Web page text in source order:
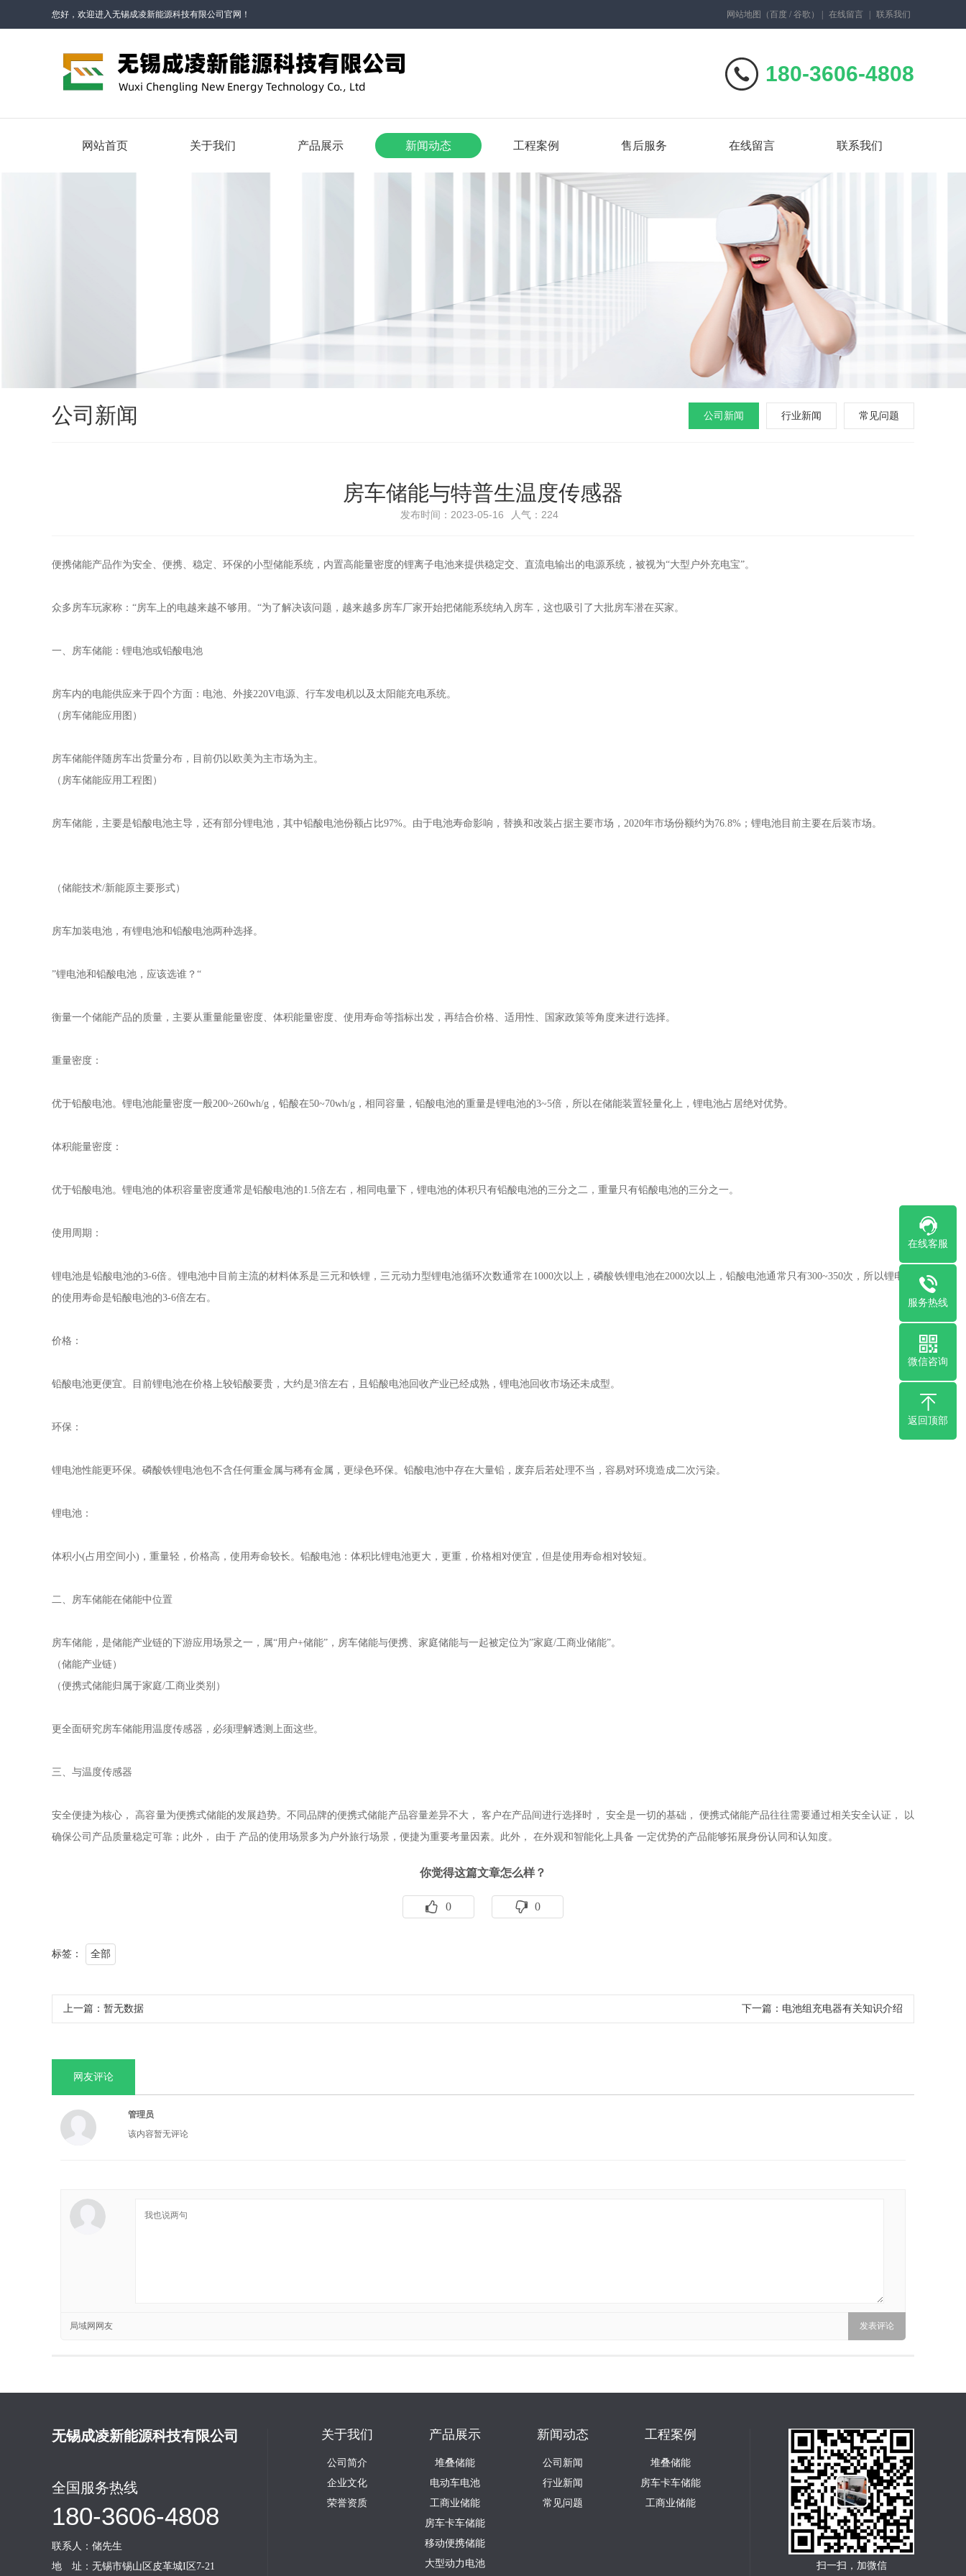
您好，欢迎进入无锡成凌新能源科技有限公司官网！ 网站地图 （百度 / 谷歌 ） 在线留言 联系我们
180-3606-4808
网站首页 关于我们 产品展示 新闻动态 工程案例 售后服务 在线留言 联系我们
公司新闻 公司新闻 行业新闻 常见问题
房车储能与特普生温度传感器
发布时间：2023-05-16 人气： 224
便携储能产品作为安全、便携、稳定、环保的小型储能系统，内置高能量密度的锂离子电池来提供稳定交、直流电输出的电源系统，被视为“大型户外充电宝”。
众多房车玩家称：“房车上的电越来越不够用。“为了解决该问题，越来越多房车厂家开始把储能系统纳入房车，这也吸引了大批房车潜在买家。
一、房车储能：锂电池或铅酸电池
房车内的电能供应来于四个方面：电池、外接220V电源、行车发电机以及太阳能充电系统。
（房车储能应用图）
房车储能伴随房车出货量分布，目前仍以欧美为主市场为主。
（房车储能应用工程图）
房车储能，主要是铅酸电池主导，还有部分锂电池，其中铅酸电池份额占比97%。由于电池寿命影响，替换和改装占据主要市场，2020年市场份额约为76.8%；锂电池目前主要在后装市场。
（储能技术/新能原主要形式）
房车加装电池，有锂电池和铅酸电池两种选择。
”锂电池和铅酸电池，应该选谁？“
衡量一个储能产品的质量，主要从重量能量密度、体积能量密度、使用寿命等指标出发，再结合价格、适用性、国家政策等角度来进行选择。
重量密度：
优于铅酸电池。锂电池能量密度一般200~260wh/g，铅酸在50~70wh/g，相同容量，铅酸电池的重量是锂电池的3~5倍，所以在储能装置轻量化上，锂电池占居绝对优势。
体积能量密度：
优于铅酸电池。锂电池的体积容量密度通常是铅酸电池的1.5倍左右，相同电量下，锂电池的体积只有铅酸电池的三分之二，重量只有铅酸电池的三分之一。
使用周期：
锂电池是铅酸电池的3-6倍。锂电池中目前主流的材料体系是三元和铁锂，三元动力型锂电池循环次数通常在1000次以上，磷酸铁锂电池在2000次以上，铅酸电池通常只有300~350次，所以锂电池
的使用寿命是铅酸电池的3-6倍左右。
价格：
铅酸电池更便宜。目前锂电池在价格上较铅酸要贵，大约是3倍左右，且铅酸电池回收产业已经成熟，锂电池回收市场还未成型。
环保：
锂电池性能更环保。磷酸铁锂电池包不含任何重金属与稀有金属，更绿色环保。铅酸电池中存在大量铅，废弃后若处理不当，容易对环境造成二次污染。
锂电池：
体积小(占用空间小)，重量轻，价格高，使用寿命较长。铅酸电池：体积比锂电池更大，更重，价格相对便宜，但是使用寿命相对较短。
二、房车储能在储能中位置
房车储能，是储能产业链的下游应用场景之一，属“用户+储能”，房车储能与便携、家庭储能与一起被定位为”家庭/工商业储能”。
（储能产业链）
（便携式储能归属于家庭/工商业类别）
更全面研究房车储能用温度传感器，必须理解透测上面这些。
三、与温度传感器
安全便捷为核心， 高容量为便携式储能的发展趋势。不同品牌的便携式储能产品容量差异不大， 客户在产品间进行选择时， 安全是一切的基础， 便携式储能产品往往需要通过相关安全认证， 以
确保公司产品质量稳定可靠；此外， 由于 产品的使用场景多为户外旅行场景，便捷为重要考量因素。此外， 在外观和智能化上具备 一定优势的产品能够拓展身份认同和认知度。
你觉得这篇文章怎么样？
0 0
标签： 全部
上一篇： 暂无数据 下一篇： 电池组充电器有关知识介绍
网友评论
管理员
该内容暂无评论
局域网网友
无锡成凌新能源科技有限公司
全国服务热线
180-3606-4808
联系人：储先生‬
地 址：无锡市锡山区皮革城I区7-21
关于我们
公司简介
企业文化
荣誉资质
产品展示
堆叠储能
电动车电池
工商业储能
房车卡车储能
移动便携储能
大型动力电池
新闻动态
公司新闻
行业新闻
常见问题
工程案例
堆叠储能
房车卡车储能
工商业储能
扫一扫，加微信
在线客服
服务热线
微信咨询
返回顶部